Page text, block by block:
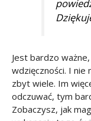
Jest bardzo
wdzięczności. I nie
zbyt wiele. Im
odczuwać, tym
Zobaczysz, jak